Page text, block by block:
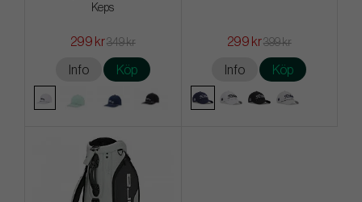
Keps
299 kr349 kr
Info Köp
299 kr399 kr
Info Köp